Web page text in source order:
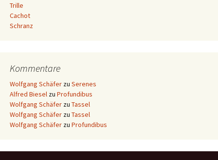
Trille
Cachot
Schranz
Kommentare
Wolfgang Schäfer zu Serenes
Alfred Biesel zu Profundibus
Wolfgang Schäfer zu Tassel
Wolfgang Schäfer zu Tassel
Wolfgang Schäfer zu Profundibus